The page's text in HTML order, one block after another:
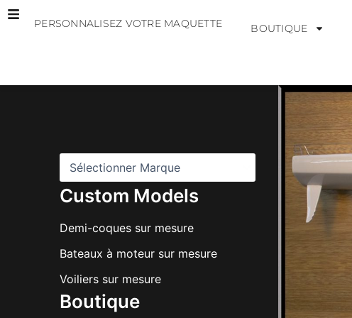
Aller
PERSONNALISEZ VOTRE MAQUETTE BOUTIQUE
Custom Models
Demi-coques sur mesure
Bateaux à moteur sur mesure
Voiliers sur mesure
Boutique